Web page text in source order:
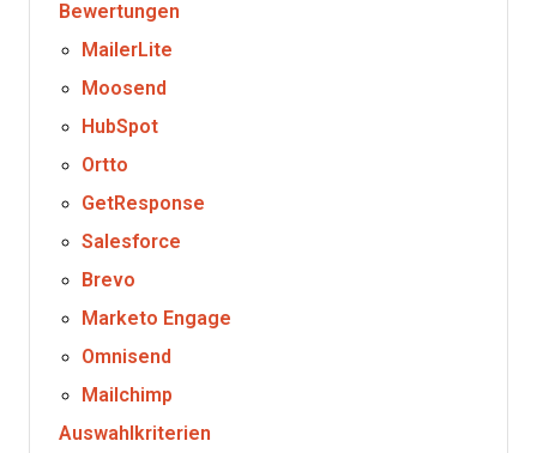
Bewertungen
MailerLite
Moosend
HubSpot
Ortto
GetResponse
Salesforce
Brevo
Marketo Engage
Omnisend
Mailchimp
Auswahlkriterien